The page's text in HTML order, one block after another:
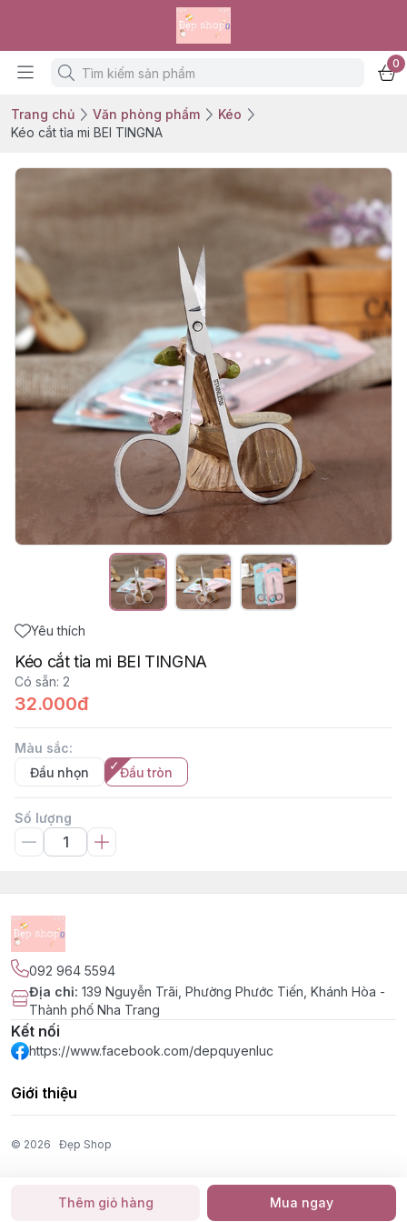
0
Trang chủ Văn phòng phẩm
Kéo
Kéo cắt tỉa mi BEI TINGNA
Yêu thích
Kéo cắt tỉa mi BEI TINGNA
Có sẵn: 2
32.000đ
Màu sắc:
Đầu nhọn
Đầu tròn
Số lượng
Thêm giỏ hàng Mua ngay
092 964 5594
Địa chỉ: 139 Nguyễn Trãi, Phường Phước Tiến, Khánh Hòa -
Thành phố Nha Trang
Kết nối
https://www.facebook.com/depquyenluc
Giới thiệu
© 2026 Đẹp Shop